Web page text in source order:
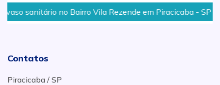
sanitário no Bairro Vila Rezende em Piracicaba - SP
Contatos
Piracicaba / SP